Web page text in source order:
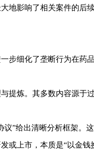
地影响了相关案件的后续
步细化了垄断行为在药
提炼。其多数内容源于
”给出清晰分析框架。
或上市，本质是“以金钱